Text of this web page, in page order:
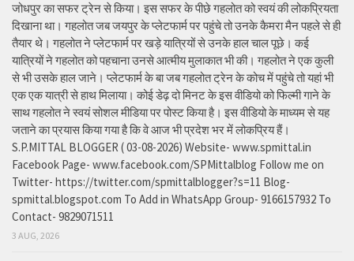
जोधपुर का सफर ट्रेन से किया। इस सफर के पीछे गहलोत को स्वयं की लोकप्रियता
दिखाना था। गहलोत जब जयपुर के प्लेटफार्म पर पहुंचे तो उनके कैमरा मैन पहले से ही
तैयार थे। गहलोत ने प्लेटफार्म पर खड़े यात्रियों से उनके हाल चाल पूछे। कई
यात्रियों ने गहलोत को पहचाना उनसे आत्मीय मुलाकात भी की। गहलोत ने एक कुली
से भी उसके हाल जाने। प्लेटफार्म के बा जब गहलोत ट्रेन के कोच में पहुंचे तो यहां भी
एक एक यात्री से हाथ मिलाया। कोई डेढ़ दो मिनट के इस वीडियो को फिल्मी गाने के
साथ गहलोत ने स्वयं सोशल मीडिया पर पोस्ट किया है। इस वीडियो के माध्यम से यह
जताने का प्रयास किया गया है कि वे आज भी प्रदेश भर में लोकप्रिय हैं।
S.P.MITTAL BLOGGER ( 03-08-2026) Website- www.spmittal.in
Facebook Page- www.facebook.com/SPMittalblog Follow me on
Twitter- https://twitter.com/spmittalblogger?s=11 Blog-
spmittal.blogspot.com To Add in WhatsApp Group- 9166157932 To
Contact- 9829071511
3 AUG, 2026